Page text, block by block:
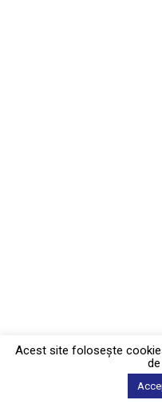
Acest site foloseşte